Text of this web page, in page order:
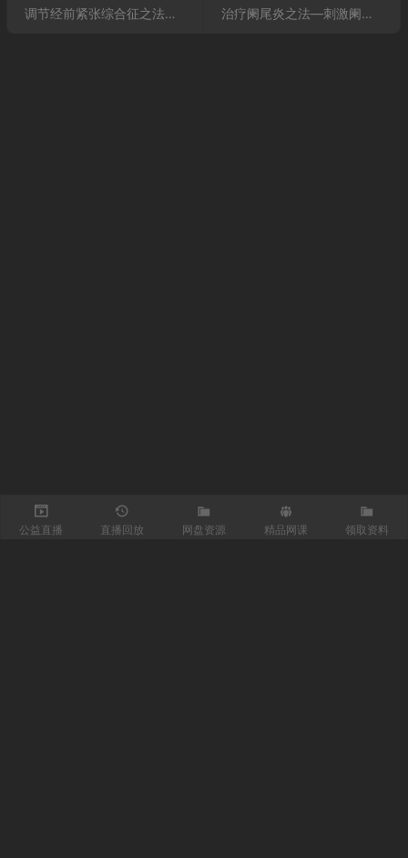
调节经前紧张综合征之法—刺激三阴交和太冲穴
治疗阑尾炎之法—刺激阑尾穴
公益直播 直播回放 网盘资源 精品网课 领取资料